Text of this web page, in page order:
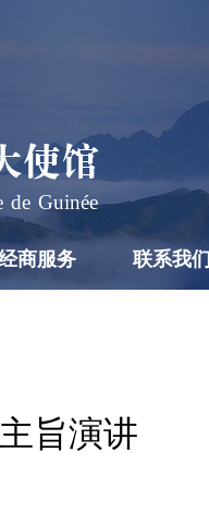
使馆
de Guinée
商服务 联系我们
旨演讲